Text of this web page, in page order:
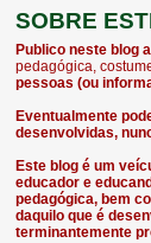
SOBRE
Publico neste blog
pedagógica,
pessoas (ou
Eventualmente
desenvolvidas,
Este blog é um
educador e
pedagógica, bem
daquilo que é
terminantemente